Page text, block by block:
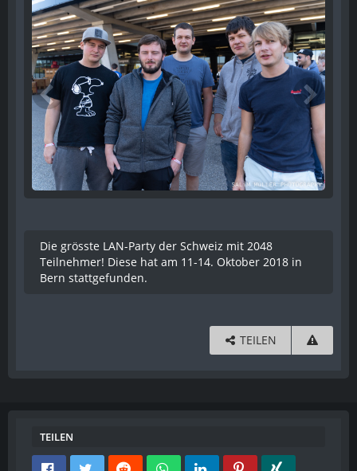
Die grösste LAN-Party der Schweiz mit 2048
Teilnehmer! Diese hat am 11-14. Oktober 2018 in
Bern stattgefunden.
TEILEN
TEILEN